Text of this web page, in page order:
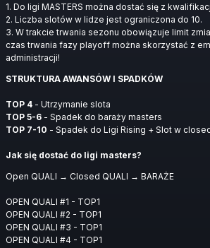
1. Do ligi MASTERS można dostać się z
2. Liczba slotów w lidze jest ograniczona do 10.
3. W trakcie trwania sezonu obowiązuje limit
czas trwania fazy playoff można skorzystać z
administracji!
STRUKTURA AWANSÓW I SPADKÓW
TOP 4 - Utrzymanie slota
TOP 5-6 - Spadek do baraży masters
TOP 7-10 - Spadek do Ligi Rising + Slot w
Jak się dostać do ligi masters?
Open QUALI → Closed QUALI → BARAŻE
OPEN QUALI #1 - TOP1
OPEN QUALI #2 - TOP1
OPEN QUALI #3 - TOP1
OPEN QUALI #4 - TOP1